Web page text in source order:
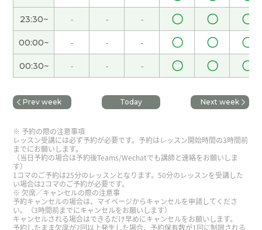
谢谢！我的语法还差得远，但是我想每天写汉语的
短句子。
谢谢您。我要加油！
谢谢您。我要加油！
谢谢您。我要加油！
谢谢！( 30代 男性 )
谢谢您。我要加油！
谢谢您。明天见!
23:30~ - - - 〇 〇 〇
00:00~ - - - 〇 〇 〇
00:30~ - - - 〇 〇 〇
Prev week Today Next week
予約の際の注意事項
レッスン受講には必ず予約が必要です。予約はレッスン開始時間の3時間前
までにお願いします。
（当日予約の場合は予約後Teams/Wechatでも講師と連絡をお願いしま
す）
1コマのご予約は25分のレッスンとなります。50分のレッスンを受講した
い場合は2コマのご予約が必要です。
欠席／キャンセルの際の注意事
予約キャンセルの場合は、マイページからキャンセルを申請してくださ
い。（3時間前までにキャンセルをお願いします）
キャンセルされる場合はできるだけ早めにキャンセルをお願いします。
予約したまま欠席が2回以上発生した場合、予約保有数が1回に制限される